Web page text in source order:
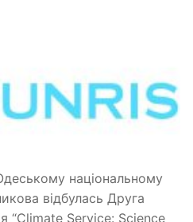
національному
відбулась Друга
“Climate Service: Science